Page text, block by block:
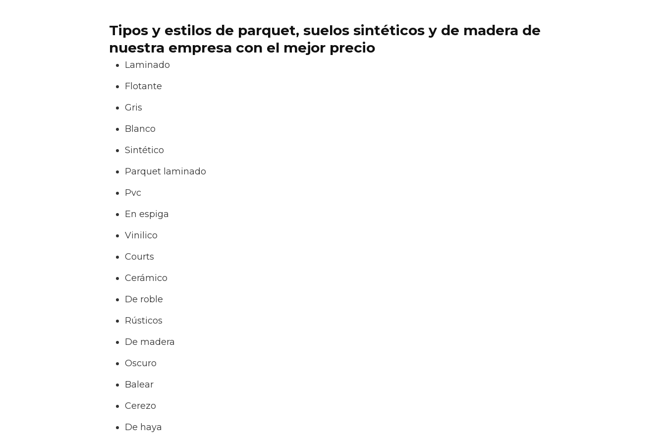
Tipos y estilos de parquet, suelos sintéticos y de madera de
nuestra empresa con el mejor precio
Laminado
Flotante
Gris
Blanco
Sintético
Parquet laminado
Pvc
En espiga
Vinilico
Courts
Cerámico
De roble
Rústicos
De madera
Oscuro
Balear
Cerezo
De haya